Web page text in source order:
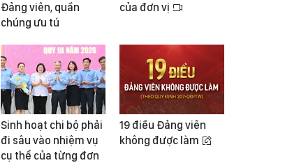
Đảng viên, quần
chúng ưu tú
của đơn vị
Sinh hoạt chi bộ phải
đi sâu vào nhiệm vụ
cụ thể của từng đơn
19 điều Đảng viên
không được làm